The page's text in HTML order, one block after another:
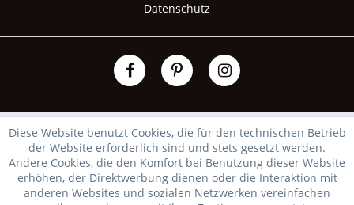
Datenschutz
Diese Website benutzt Cookies, die für den technischen Betrieb
der Website erforderlich sind und stets gesetzt werden.
Andere Cookies, die den Komfort bei Benutzung dieser Website
erhöhen, der Direktwerbung dienen oder die Interaktion mit
anderen Websites und sozialen Netzwerken vereinfachen